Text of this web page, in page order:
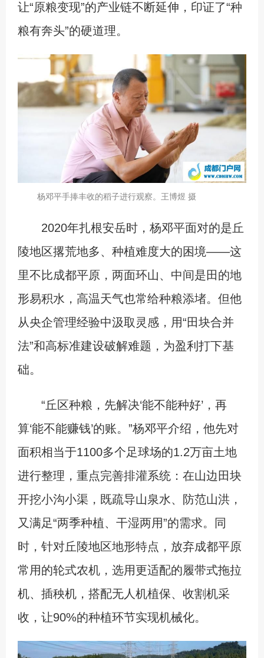
让“原粮变现”的产业链不断延伸，印证了“种
粮有奔头”的硬道理。
杨邓平手捧丰收的稻子进行观察。王博煜 摄
2020年扎根安岳时，杨邓平面对的是丘
陵地区撂荒地多、种植难度大的困境——这
里不比成都平原，两面环山、中间是田的地
形易积水，高温天气也常给种粮添堵。但他
从央企管理经验中汲取灵感，用“田块合并
法”和高标准建设破解难题，为盈利打下基
础。
“丘区种粮，先解决‘能不能种好’，再
算‘能不能赚钱’的账。”杨邓平介绍，他先对
面积相当于1100多个足球场的1.2万亩土地
进行整理，重点完善排灌系统：在山边田块
开挖小沟小渠，既疏导山泉水、防范山洪，
又满足“两季种植、干湿两用”的需求。同
时，针对丘陵地区地形特点，放弃成都平原
常用的轮式农机，选用更适配的履带式拖拉
机、插秧机，搭配无人机植保、收割机采
收，让90%的种植环节实现机械化。